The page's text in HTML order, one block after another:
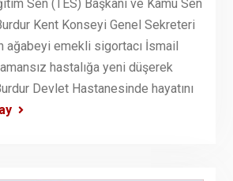
Sen (TES) Başkanı ve Kamu Sen
Kent Konseyi Genel Sekreteri
ağabeyi emekli sigortacı İsmail
amansız hastalığa yeni düşerek
Devlet Hastanesinde hayatını